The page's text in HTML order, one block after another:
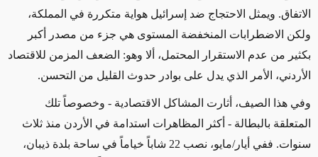
الاتفاق. ويمثل الاحتجاج ضد إسرائيل هواية متكررة في المملكة،
ولكن الاضطرابات المنخفضة المستوى هي جزء من مصدر أكبر
بكثير من عدم الاستقرار المحتمل، ألا وهو: الضعف المزمن للاقتصاد
الأردني، الأمر الذي يدل على بوادر حدوث القليل من التحسن.
وفي هذا الصيف، أثارت المشاكل الاقتصادية - وخصوصاً تلك
المتعلقة بالبطالة - أكثر المظاهرات استدامة في الأردن منذ ثلاث
سنوات. ففي أيار/مايو، نصب 22 شاباً خياماً في ساحة بلدة ذيبان،